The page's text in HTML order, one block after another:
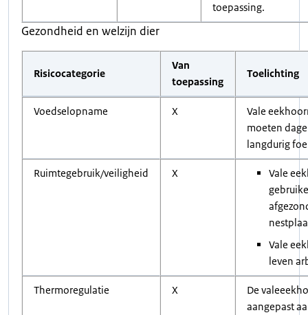
toepassing.
Gezondheid en welzijn dier
Risicocategorie
Van
toepassing
Toelichting
Voedselopname X
Vale
moeten
langdurig
Ruimtegebruik/veiligheid X
Vale
Vale
leven
Thermoregulatie X
De
aangepast